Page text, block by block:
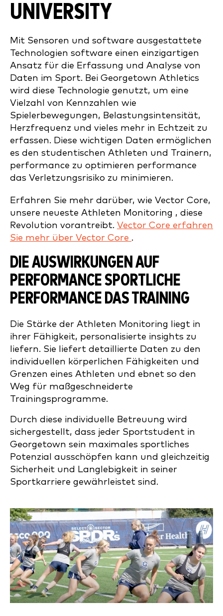
UNIVERSITY
Mit Sensoren und software ausgestattete
Technologien software einen einzigartigen
Ansatz für die Erfassung und Analyse von
Daten im Sport. Bei Georgetown Athletics
wird diese Technologie genutzt, um eine
Vielzahl von Kennzahlen wie
Spielerbewegungen, Belastungsintensität,
Herzfrequenz und vieles mehr in Echtzeit zu
erfassen. Diese wichtigen Daten ermöglichen
es den studentischen Athleten und Trainern,
performance zu optimieren performance
das Verletzungsrisiko zu minimieren.
Erfahren Sie mehr darüber, wie Vector Core,
unsere neueste Athleten Monitoring , diese
Revolution vorantreibt. Vector Core erfahren
Sie mehr über Vector Core .
DIE AUSWIRKUNGEN AUF
PERFORMANCE SPORTLICHE
PERFORMANCE DAS TRAINING
Die Stärke der Athleten Monitoring liegt in
ihrer Fähigkeit, personalisierte insights zu
liefern. Sie liefert detaillierte Daten zu den
individuellen körperlichen Fähigkeiten und
Grenzen eines Athleten und ebnet so den
Weg für maßgeschneiderte
Trainingsprogramme.
Durch diese individuelle Betreuung wird
sichergestellt, dass jeder Sportstudent in
Georgetown sein maximales sportliches
Potenzial ausschöpfen kann und gleichzeitig
Sicherheit und Langlebigkeit in seiner
Sportkarriere gewährleistet sind.